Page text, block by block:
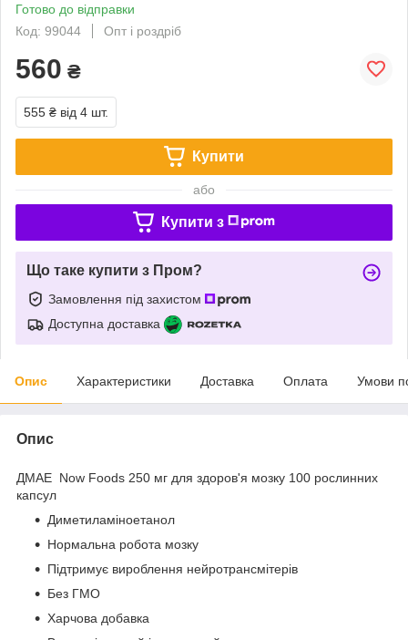
Готово до відправки
Код: 99044
Опт і роздріб
560 ₴
555 ₴ від 4 шт.
Купити
або
Купити з
Що таке купити з Пром?
Замовлення під захистом
Доступна доставка
Опис Характеристики Доставка Оплата Умови
Опис
ДМАЕ Now Foods 250 мг для здоров'я мозку 100 рослинних
капсул
Диметиламіноетанол
Нормальна робота мозку
Підтримує вироблення нейротрансмітерів
Без ГМО
Харчова добавка